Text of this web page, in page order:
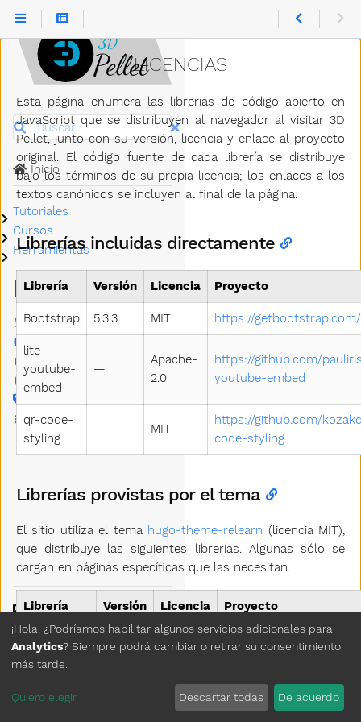
LICENCIAS
Esta página enumera las librerías de código abierto en
JavaScript que se distribuyen al navegador al visitar 3D
Pellet, junto con su versión, licencia y enlace al proyecto
original. El código fuente de cada librería se distribuye
bajo los términos de su propia licencia; los enlaces a los
textos canónicos se incluyen al final de la página.
Librerías incluidas directamente
Librería Versión Licencia Proyecto
Bootstrap 5.3.3 MIT https://getbootstrap.com/
lite-
youtube-
embed
—
Apache-
2.0
https://github.com/
youtube-embed
qr-code-
styling
— MIT
https://github.com/
code-styling
Librerías provistas por el tema
El sitio utiliza el tema hugo-theme-relearn (licencia MIT),
que distribuye las siguientes librerías. Algunas sólo se
cargan en páginas específicas que las necesitan.
Librería Versión Licencia Proyecto
hugo-
theme-
https://github.com/
clipboard.js MIT https://clipboardjs.com/
Buscar
Inicio
Submenú Tutoriales
Tutoriales
Submenú Cursos
Cursos
Submenú Herramientas
Herramientas
MÁS
Twitter
Facebook
Instagram
Etiquetas
Categorías
Licencias
Idioma
Tema
Borrar Historial
Copyright © 2026 3D Pellet
¡Hola! ¿Podríamos habilitar algunos servicios adicionales para
Analytics? Siempre podrá cambiar o retirar su consentimiento
más tarde.
Quiero elegir Descartar todas De acuerdo